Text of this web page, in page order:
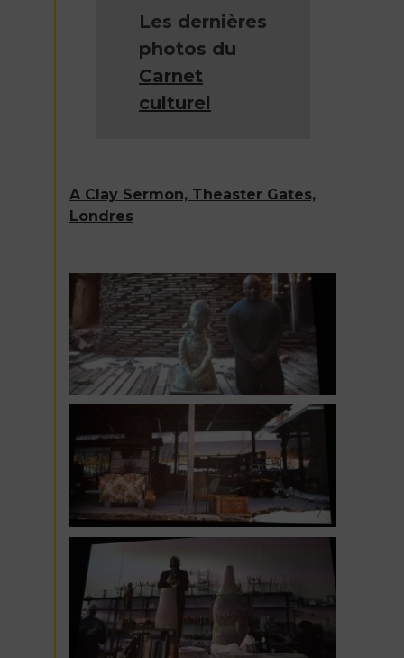
Les dernières
photos du
Carnet
culturel
A Clay Sermon, Theaster Gates,
Londres